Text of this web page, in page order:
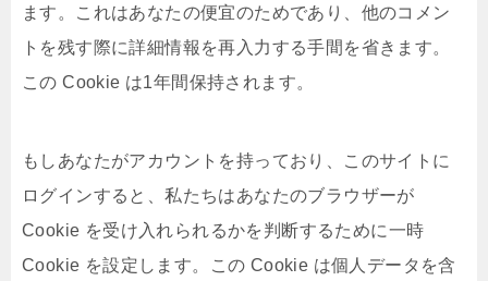
ます。これはあなたの便宜のためであり、他のコメン
トを残す際に詳細情報を再入力する手間を省きます。
この Cookie は1年間保持されます。
もしあなたがアカウントを持っており、このサイトに
ログインすると、私たちはあなたのブラウザーが
Cookie を受け入れられるかを判断するために一時
Cookie を設定します。この Cookie は個人データを含